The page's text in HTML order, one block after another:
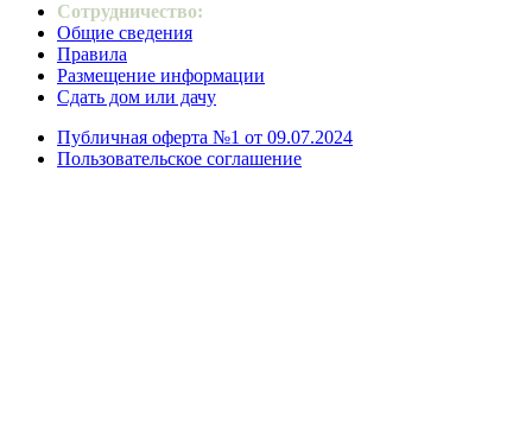
Сотрудничество:
Общие сведения
Правила
Размещение информации
Сдать дом или дачу
Публичная оферта №1 от 09.07.2024
Пользовательское соглашение